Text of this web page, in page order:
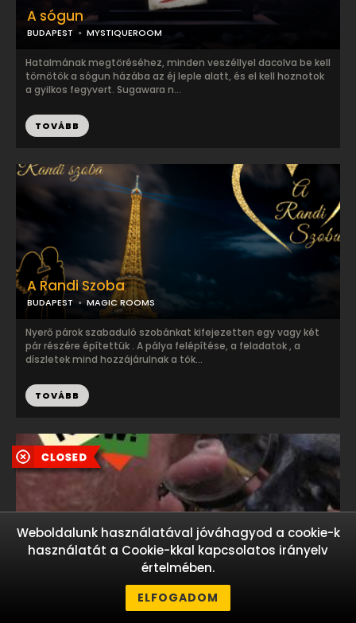
A sógun
BUDAPEST MYSTIQUEROOM
Hatalmának megtöréséhez, minden veszéllyel dacolva be kell
törnötök a sógun házába az éj leple alatt, és el kell hoznotok
a gyilkos fegyvert. Sugawara n...
TOVÁBB
A Randi Szoba
BUDAPEST MAGIC ROOMS
Nyerő párok szabaduló szobánkat kifejezetten egy vagy két
pár részére építettük . A pálya felépítése, a feladatok , a
díszletek mind hozzájárulnak a tök...
TOVÁBB
The Collector
WORLD OF SECRETS ESCAPE ROOM
Múzeum... híres műtárgyak... remek hamisítványok...
nyomozás... bűncselekmény... betörés... felderítés... Adott egy
Weboldalunk használatával jóváhagyod a cookie-k
használatát a Cookie-kkal kapcsolatos irányelv
értelmében.
ELFOGADOM